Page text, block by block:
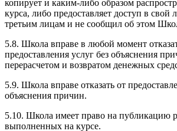
копирует и каким-либо образом
курса, либо предоставляет доступ в свой
третьим лицам и не сообщил об этом
5.8. Школа вправе в любой момент
предоставления услуг без объяснения
перерасчетом и возвратом денежных
5.9. Школа вправе отказать от
объяснения причин.
5.10. Школа имеет право на публикацию
выполненных на курсе.